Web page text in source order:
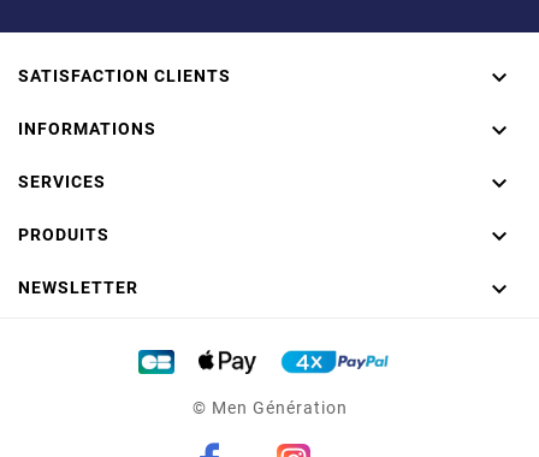
SATISFACTION CLIENTS 
INFORMATIONS 
SERVICES 
PRODUITS 
NEWSLETTER 
© Men Génération